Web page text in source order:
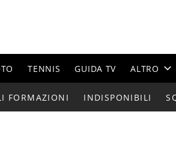
TENNIS GUIDA TV ALTRO
FORMAZIONI INDISPONIBILI